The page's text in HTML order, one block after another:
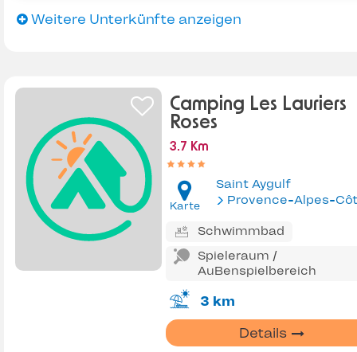
Weitere Unterkünfte anzeigen
Camping Les Lauriers
Roses
3.7 Km
Karte
Saint Aygulf
Provence-Alpes-Côte
Schwimmbad
Spieleraum /
AuBenspielbereich
3 km
Details